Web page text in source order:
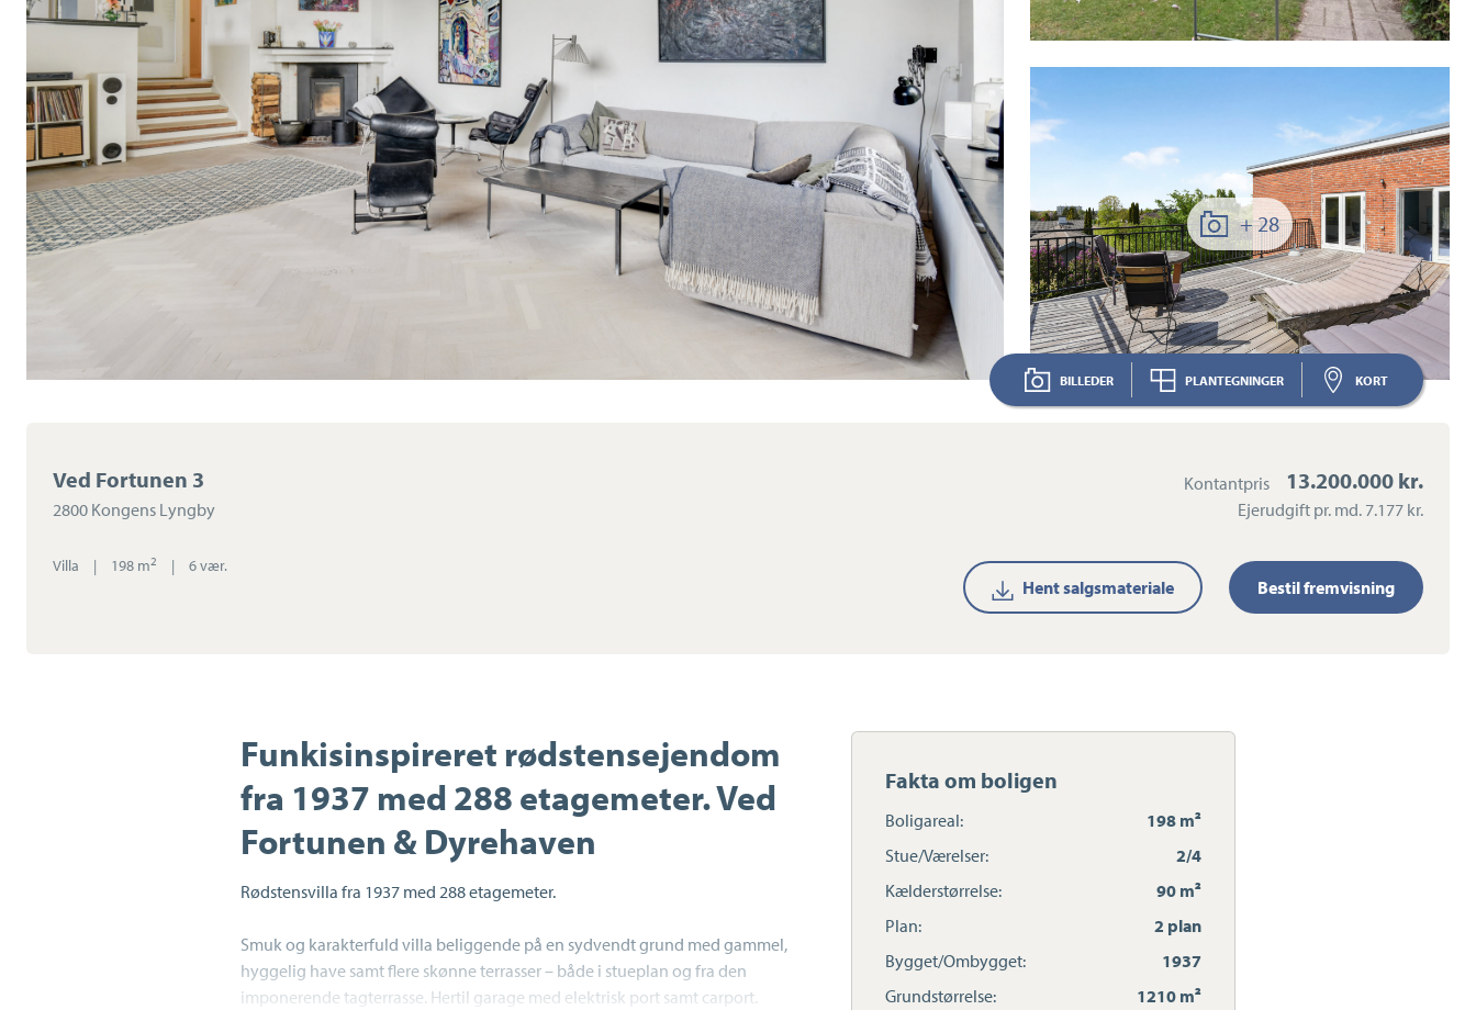
+ 28
BILLEDER PLANTEGNINGER KORT
Ved Fortunen 3
2800 Kongens Lyngby
Villa | 198 m2 | 6 vær.
Kontantpris 13.200.000 kr.
Ejerudgift pr. md. 7.177 kr.
Hent salgsmateriale Bestil fremvisning
Funkisinspireret rødstensejendom
fra 1937 med 288 etagemeter. Ved
Fortunen & Dyrehaven
Rødstensvilla fra 1937 med 288 etagemeter.
Smuk og karakterfuld villa beliggende på en sydvendt grund med gammel,
hyggelig have samt flere skønne terrasser – både i stueplan og fra den
imponerende tagterrasse. Hertil garage med elektrisk port samt carport.
Fakta om boligen
Boligareal:
198 m²
Stue/Værelser:
2/4
Kælderstørrelse:
90 m²
Plan:
2 plan
Bygget/Ombygget:
1937
Grundstørrelse:
1210 m²